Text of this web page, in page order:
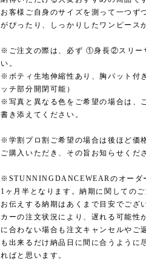
お客様ご自身のサイズを測って一つず
がぴったり、しっかりしたワンピース
※ご注文の際は、必ず ①身長②スリー
い。
※ボティ生地伸縮性あり、胸パット付
ッチ部分開閉可能）
※写真と異なる色をご希望の場合は、
書き添えてください。
※学割プロ割ご希望の場合は後ほど価
ご購入いただき、その旨お知らせくだ
※STUNNINGDANCEWEARのオーダ
1ヶ月半となります。納期に関しての
お伝えする納期はあくまで目安でござ
カーの注文状況により、遅れる可能性
に合わない場合も注文キャンセルやご
も出来るだけ納品日に間に合うように
ればと思います。